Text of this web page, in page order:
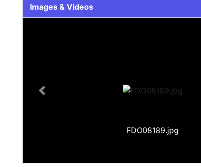
Images & Videos
FDO08189.jpg
Previous